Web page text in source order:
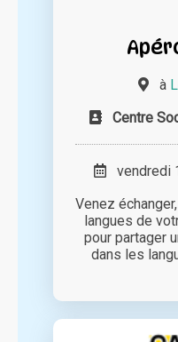
à
Centre
vendredi
Venez
langues de
pour partager
dans les